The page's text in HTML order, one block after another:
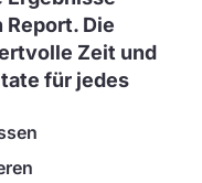
Die
Zeit und
für jedes